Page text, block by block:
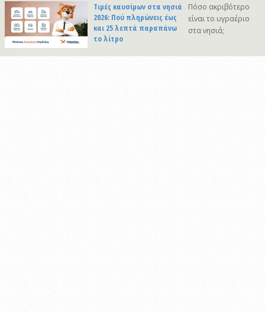
Τιμές καυσίμων στα νησιά
2026: Πού πληρώνεις έως
και 25 λεπτά παραπάνω
το λίτρο
Πόσο ακριβότερο
είναι το υγραέριο
στα νησιά;